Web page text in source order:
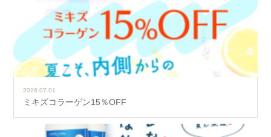
2026.07.01
ミキズコラーゲン15％OFF